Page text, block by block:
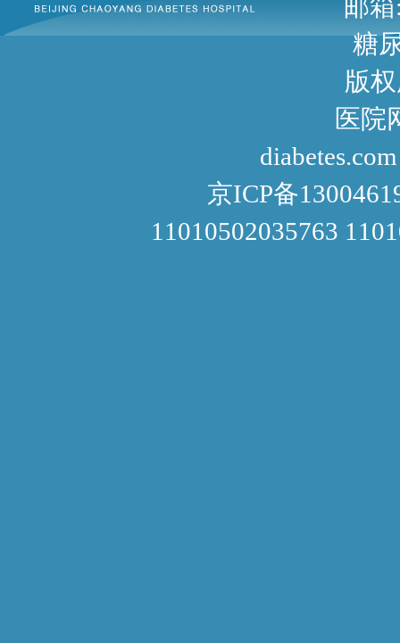
邮箱
糖尿病咨询
版
医院网址： http://
京ICP备
11010502035763